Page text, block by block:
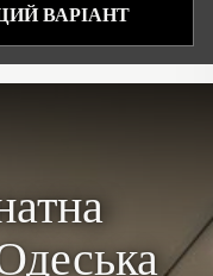
ВАРІАНТ